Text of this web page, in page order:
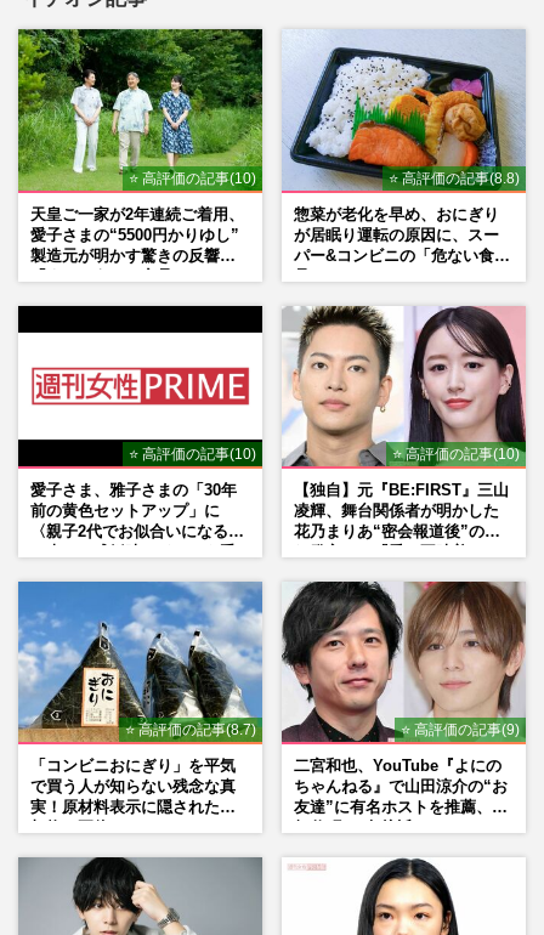
⭐ 高評価の記事(10)
天皇ご一家が2年連続ご着用、
愛子さまの“5500円かりゆし”
製造元が明かす驚きの反響
⭐ 高評価の記事(8.8)
惣菜が老化を早め、おにぎり
が居眠り運転の原因に、スー
パー&コンビニの「危ない食
⭐ 高評価の記事(10)
愛子さま、雅子さまの「30年
前の黄色セットアップ」に
〈親子2代でお似合いになる〉
⭐ 高評価の記事(10)
【独自】元『BE:FIRST』三山
凌輝、舞台関係者が明かした
花乃まりあ“密会報道後”の呆
⭐ 高評価の記事(8.7)
「コンビニおにぎり」を平気
で買う人が知らない残念な真
実！原材料表示に隠された添
⭐ 高評価の記事(9)
二宮和也、YouTube『よにの
ちゃんねる』で山田涼介の“お
友達”に有名ホストを推薦、歌